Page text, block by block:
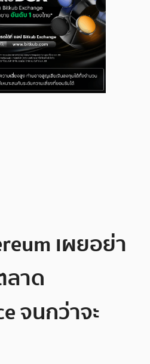
เผยอย่า
ลาด
จนกว่าจะ